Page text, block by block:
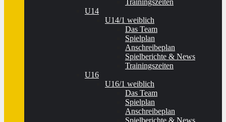
Trainingszeiten
U14
U14/1 weiblich
Das Team
Spielplan
Anschreibeplan
Spielberichte & News
Trainingszeiten
U16
U16/1 weiblich
Das Team
Spielplan
Anschreibeplan
Spielberichte & News